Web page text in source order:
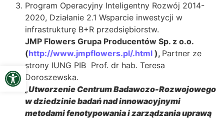
Open toolbar
Program Operacyjny Inteligentny Rozwój 2014-
2020, Działanie 2.1 Wsparcie inwestycji w
infrastrukturę B+R przedsiębiorstw.
JMP Flowers Grupa Producentów Sp. z o.o.
(http://www.jmpflowers.pl/.html ), Partner ze
strony IUNG PIB Prof. dr hab. Teresa
Doroszewska.
„Utworzenie Centrum Badawczo-Rozwojowego
w dziedzinie badań nad innowacyjnymi
metodami fenotypowania i zarządzania uprawą